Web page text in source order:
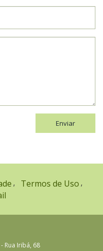
Enviar
Termos de Uso
Rua Iribá, 68